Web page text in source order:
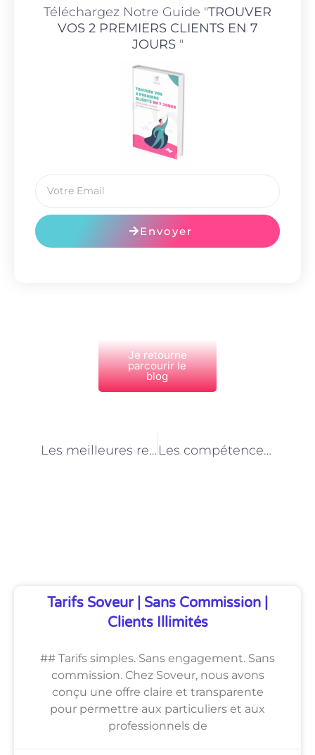
Téléchargez Notre Guide "TROUVER
VOS 2 PREMIERS CLIENTS EN 7
JOURS"
Envoyer
Je retourne
parcourir le
blog
Les meilleures ressources en ligne pour les développeurs d’applications mobiles à Paris Les compétences en gestion de projet nécessaires pour les développeurs d’applications mobiles à Paris
Tarifs Soveur | Sans Commission |
Clients Illimités
## Tarifs simples. Sans engagement. Sans
commission. Chez Soveur, nous avons
conçu une offre claire et transparente
pour permettre aux particuliers et aux
professionnels de